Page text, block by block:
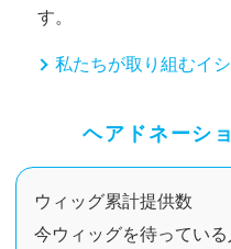
す。
私たちが取り組むイ
ヘアドネーシ
ウィッグ累計提供数
今ウィッグを待っている